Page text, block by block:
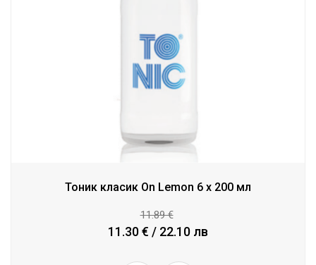
Тоник класик On Lemon 6 x 200 мл
11.89 €
11.30 € / 22.10 лв